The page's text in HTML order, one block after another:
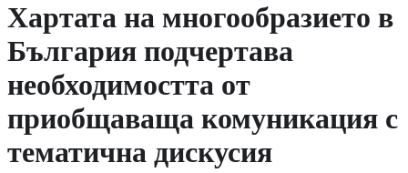
Хартата на многообразието в
България подчертава
необходимостта от
приобщаваща комуникация с
тематична дискусия